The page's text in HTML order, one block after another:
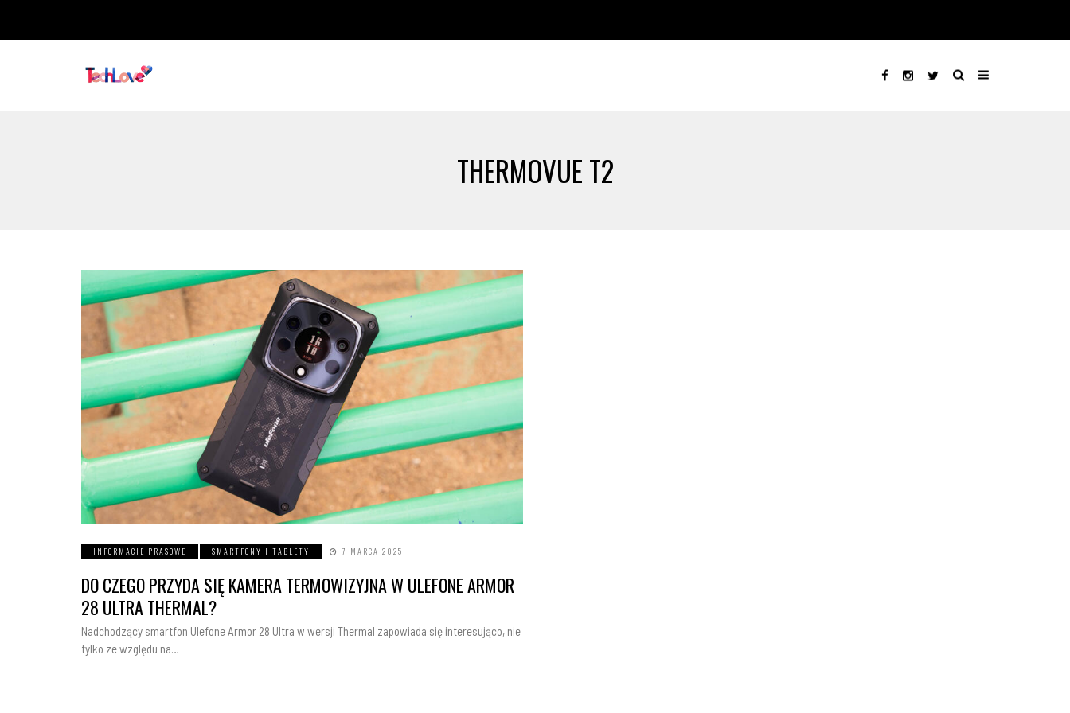
THERMOVUE T2
INFORMACJE PRASOWE SMARTFONY I TABLETY 7 MARCA 2025
DO CZEGO PRZYDA SIĘ KAMERA TERMOWIZYJNA W ULEFONE ARMOR
28 ULTRA THERMAL?
Nadchodzący smartfon Ulefone Armor 28 Ultra w wersji Thermal zapowiada się interesująco, nie
tylko ze względu na…